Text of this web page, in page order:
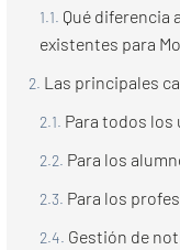
Qué diferencia
existentes para
Las principales
Para todos los
Para los
Para los
Gestión de